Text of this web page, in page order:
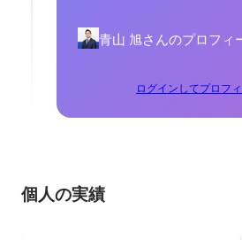
青山 旭さんのプロフィ
ログインしてプロフ
個人の実績